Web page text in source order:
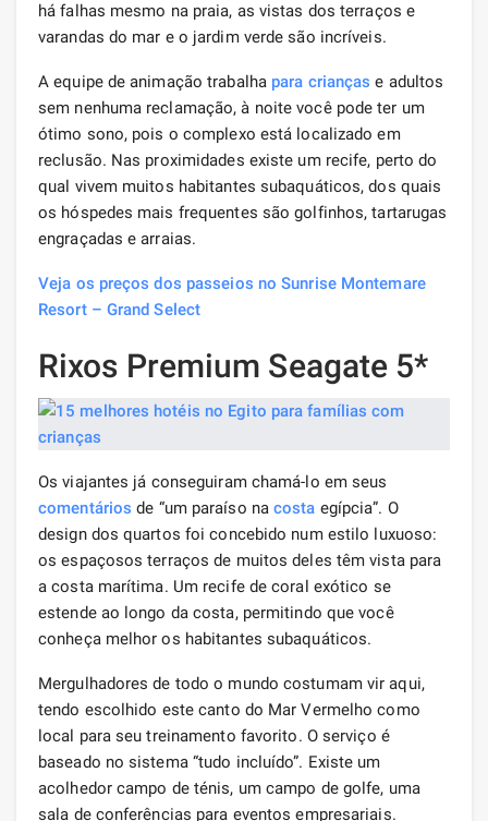
há falhas mesmo na praia, as vistas dos terraços e
varandas do mar e o jardim verde são incríveis.
A equipe de animação trabalha para crianças e adultos
sem nenhuma reclamação, à noite você pode ter um
ótimo sono, pois o complexo está localizado em
reclusão. Nas proximidades existe um recife, perto do
qual vivem muitos habitantes subaquáticos, dos quais
os hóspedes mais frequentes são golfinhos, tartarugas
engraçadas e arraias.
Veja os preços dos passeios no Sunrise Montemare
Resort – Grand Select
Rixos Premium Seagate 5*
Os viajantes já conseguiram chamá-lo em seus
comentários de “um paraíso nacosta egípcia”. O
design dos quartos foi concebido num estilo luxuoso:
os espaçosos terraços de muitos deles têm vista para
a costa marítima. Um recife de coral exótico se
estende ao longo da costa, permitindo que você
conheça melhor os habitantes subaquáticos.
Mergulhadores de todo o mundo costumam vir aqui,
tendo escolhido este canto do Mar Vermelho como
local para seu treinamento favorito. O serviço é
baseado no sistema “tudo incluído”. Existe um
acolhedor campo de ténis, um campo de golfe, uma
sala de conferências para eventos empresariais.